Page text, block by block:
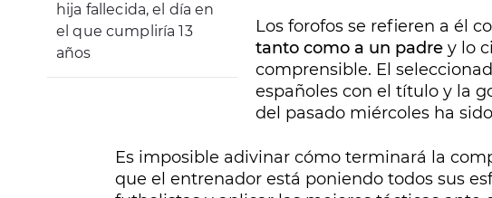
hija fallecida, el día en
el que cumpliría 13
años
Los forofos se refieren a él
tanto como a un padre y lo
comprensible. El
españoles con el título y la
del pasado miércoles ha
Es imposible adivinar cómo terminará la
que el entrenador está poniendo todos sus